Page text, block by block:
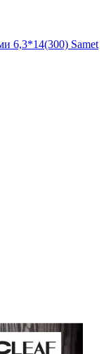
6,3*14(300) Samet